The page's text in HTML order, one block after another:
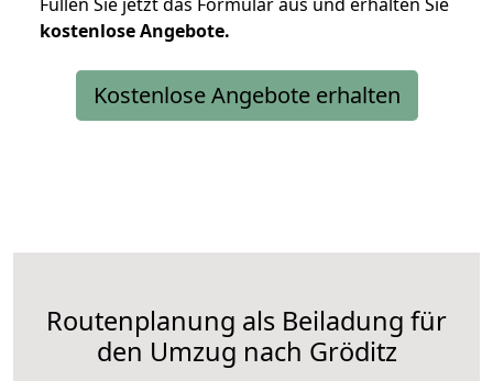
kostenloseAngebote.
Kostenlose Angebote erhalten
Routenplanung als Beiladung für
den Umzug nach Gröditz